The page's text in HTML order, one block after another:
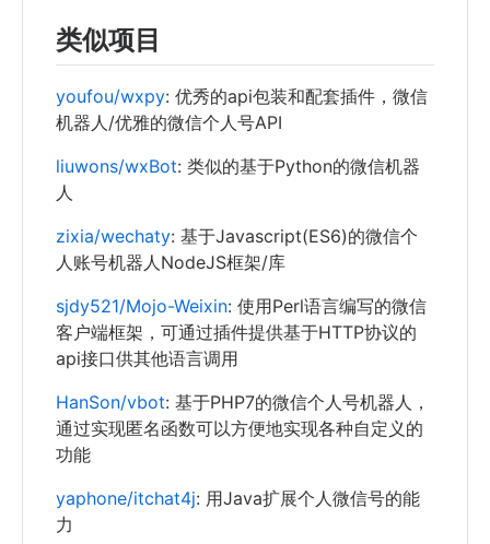
类似项目
youfou/wxpy: 优秀的api包装和配套插件，微信
机器人/优雅的微信个人号API
liuwons/wxBot: 类似的基于Python的微信机器
人
zixia/wechaty: 基于Javascript(ES6)的微信个
人账号机器人NodeJS框架/库
sjdy521/Mojo-Weixin: 使用Perl语言编写的微信
客户端框架，可通过插件提供基于HTTP协议的
api接口供其他语言调用
HanSon/vbot: 基于PHP7的微信个人号机器人，
通过实现匿名函数可以方便地实现各种自定义的
功能
yaphone/itchat4j: 用Java扩展个人微信号的能
力